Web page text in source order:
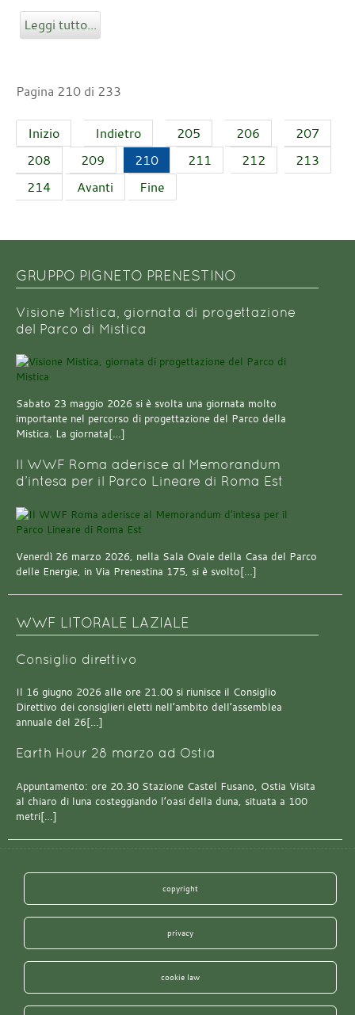
Leggi tutto...
Pagina 210 di 233
Inizio Indietro 205 206
207
208
209 210 211 212
213
214
Avanti Fine
GRUPPO PIGNETO PRENESTINO
Visione Mistica, giornata di progettazione
del Parco di Mistica
Sabato 23 maggio 2026 si è svolta una giornata molto
importante nel percorso di progettazione del Parco della
Mistica. La giornata[…]
Il WWF Roma aderisce al Memorandum
d’intesa per il Parco Lineare di Roma Est
Venerdì 26 marzo 2026, nella Sala Ovale della Casa del Parco
delle Energie, in Via Prenestina 175, si è svolto[…]
WWF LITORALE LAZIALE
Consiglio direttivo
Il 16 giugno 2026 alle ore 21.00 si riunisce il Consiglio
Direttivo dei consiglieri eletti nell’ambito dell’assemblea
annuale del 26[…]
Earth Hour 28 marzo ad Ostia
Appuntamento: ore 20.30 Stazione Castel Fusano, Ostia Visita
al chiaro di luna costeggiando l’oasi della duna, situata a 100
metri[…]
copyright
privacy
cookie law